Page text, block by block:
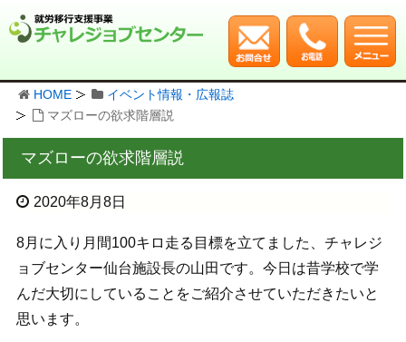
HOME
イベント情報・広報誌
マズローの欲求階層説
マズローの欲求階層説
2020年8月8日
8月に入り月間100キロ走る目標を立てました、チャレジ
ョブセンター仙台施設長の山田です。今日は昔学校で学
んだ大切にしていることをご紹介させていただきたいと
思います。